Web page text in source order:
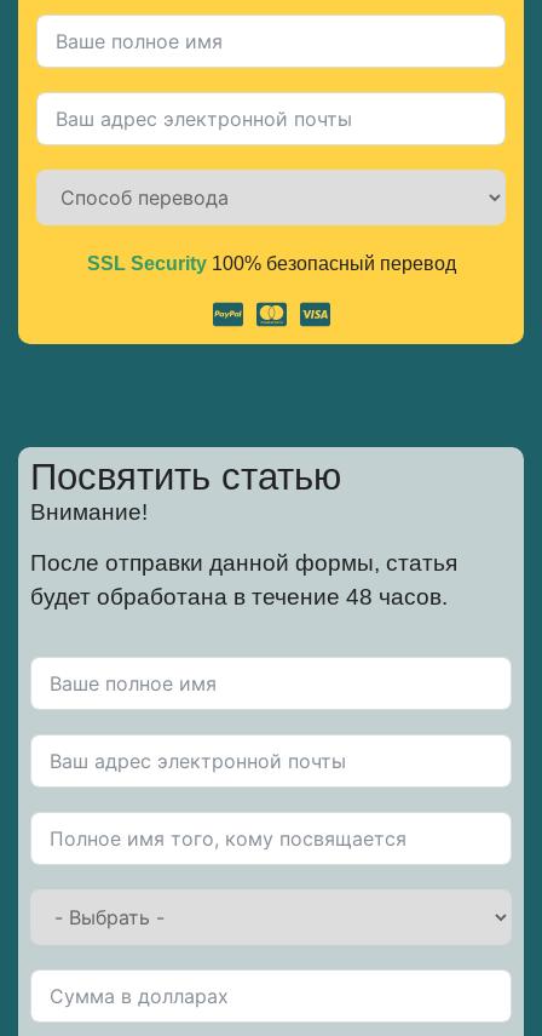
Alternative:
SSL Security100% безопасный перевод
Посвятить статью
Внимание!
После отправки данной формы, статья
будет обработана в течение 48 часов.